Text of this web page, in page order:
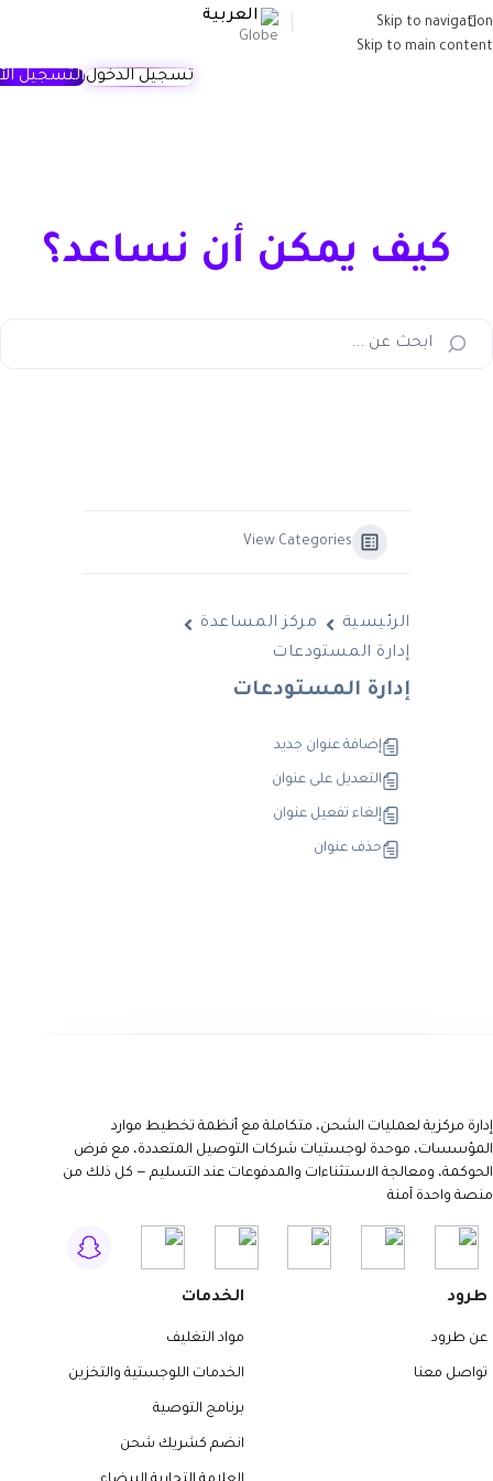
Skip to navigation
Skip to main content
العربية
تسجيل الدخولالتسجيل
كيف يمكن أن نساعد؟
ابحث عن ...
View Categories
الرئيسية
مركز المساعدة
إدارة المستودعات
إدارة المستودعات
إضافة عنوان جديد
التعديل على عنوان
إلغاء تفعيل عنوان
حذف عنوان
إدارة مركزية لعمليات الشحن، متكاملة مع أنظمة تخطيط موارد
المؤسسات، موحدة لوجستيات شركات التوصيل المتعددة، مع فرض
الحوكمة، ومعالجة الاستثناءات والمدفوعات عند التسليم — كل ذلك من
منصة واحدة آمنة
طرود
عن طرود
تواصل معنا
الخدمات
مواد التغليف
الخدمات اللوجستية والتخزين
برنامج التوصية
انضم كشريك شحن